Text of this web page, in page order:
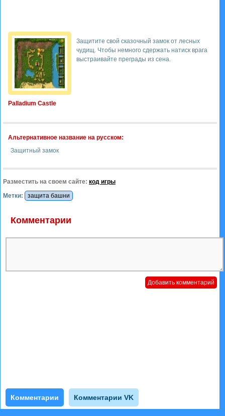
Palladium Castle
Защитите свой сказочный замок от лесных
чудищ. Чтобы немного сдержать натиск врага
выстраивайте преграды из сена.
Альтернативное название на русском:
Защитный замок
Разместить на своем сайте: код игры
Метки:
защита башни
Комментарии
Комментарии Комментарии VK